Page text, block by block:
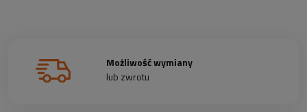
Możliwość wymiany
lub zwrotu